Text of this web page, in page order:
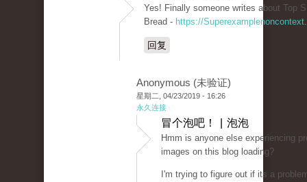
Yes! Finally someone writes about Top
Bread - https://
回复
Anonymous (未验证)
星期二, 04/23/2019 - 16:26
永久连接
冒个泡吧！ | 泡泡
Hmm is anyone else experiencing
images on this blog loading?
I'm trying to figure out if its a